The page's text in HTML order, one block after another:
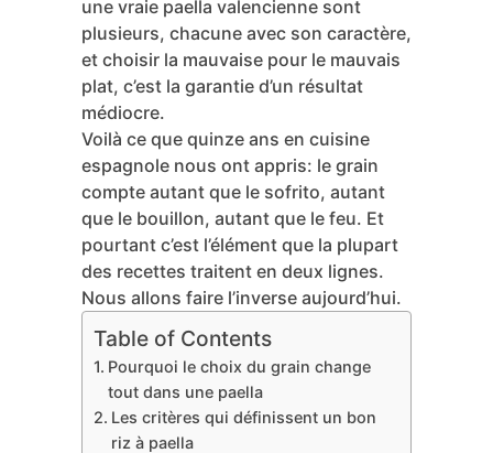
une vraie paella valencienne sont
plusieurs, chacune avec son caractère,
et choisir la mauvaise pour le mauvais
plat, c’est la garantie d’un résultat
médiocre.
Voilà ce que quinze ans en cuisine
espagnole nous ont appris: le grain
compte autant que le sofrito, autant
que le bouillon, autant que le feu. Et
pourtant c’est l’élément que la plupart
des recettes traitent en deux lignes.
Nous allons faire l’inverse aujourd’hui.
Table of Contents
Pourquoi le choix du grain change
tout dans une paella
Les critères qui définissent un bon
riz à paella